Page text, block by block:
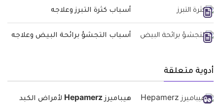
أسباب كثرة التبرز وعلاجه
أسباب التجشؤ برائحة البيض وعلاجه
أدوية متعلقة
هيباميرز Hepamerz لأمراض الكبد